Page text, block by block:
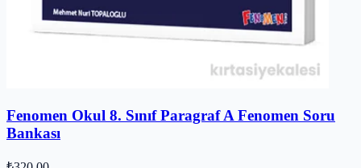
Fenomen Okul 8. Sınıf Paragraf A Fenomen Soru
Bankası